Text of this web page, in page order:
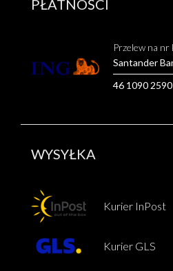
PŁATNOŚCI
Przelew na
Santander
46 1090
WYSYŁKA
Kurier InPost
Kurier GLS